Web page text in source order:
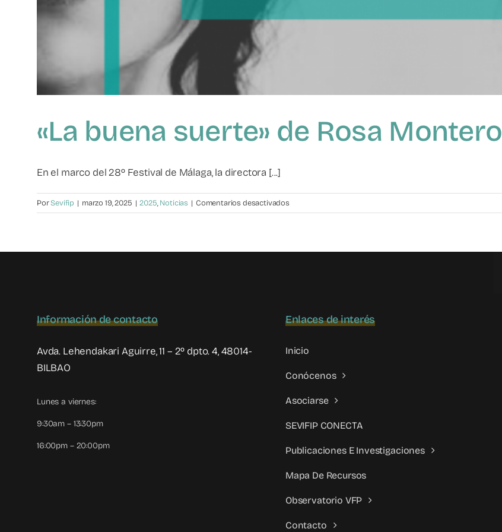
«La buena suerte» de Rosa Montero
En el marco del 28º Festival de Málaga, la directora [...]
PorSevifip | marzo 19, 2025 | 2025,Noticias | Comentarios desactivadosen
«La
de
Información de contacto
Avda. Lehendakari Aguirre, 11 – 2º dpto. 4, 48014-
BILBAO
Lunes a viernes:
9:30am – 13:30pm
16:00pm – 20:00pm
Enlaces de interés
Inicio
Conócenos
Asociarse
SEVIFIP CONECTA
Publicaciones E Investigaciones
Mapa De Recursos
Observatorio VFP
Contacto